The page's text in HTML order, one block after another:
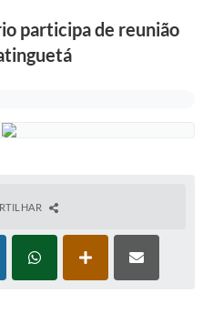
participa de reunião